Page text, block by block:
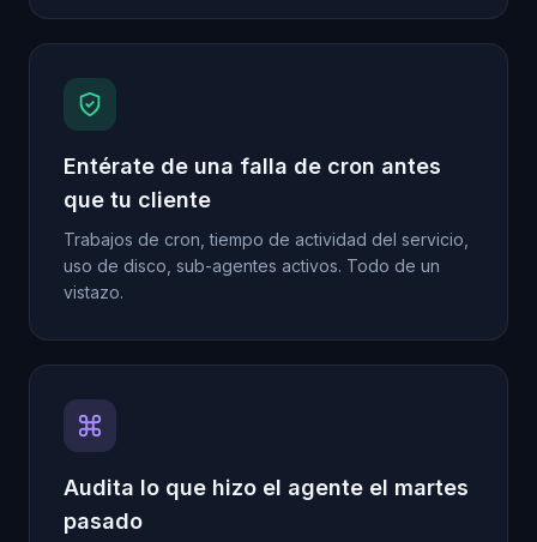
Entérate de una falla de cron antes
que tu cliente
Trabajos de cron, tiempo de actividad del servicio,
uso de disco, sub-agentes activos. Todo de un
vistazo.
Audita lo que hizo el agente el martes
pasado